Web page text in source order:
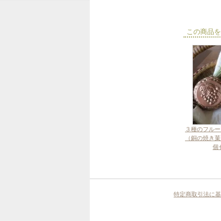
この商品
３種のフル
（銅の焼き
個
特定商取引法に